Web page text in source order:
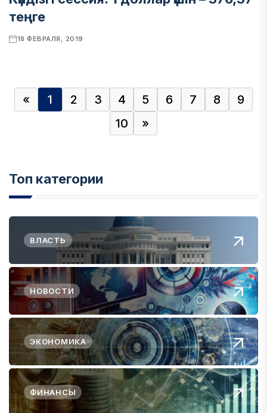
теңге
18 ФЕВРАЛЯ, 2019
« 1 2 3 4 5 6 7 8
9
10
»
Топ категории
ВЛАСТЬ
НОВОСТИ
ЭКОНОМИКА
ФИНАНСЫ